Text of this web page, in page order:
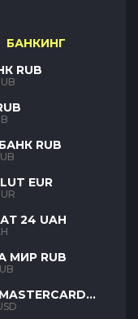
БАНКИНГ
RUB
RUB
EUR
24 UAH
МИР RUB